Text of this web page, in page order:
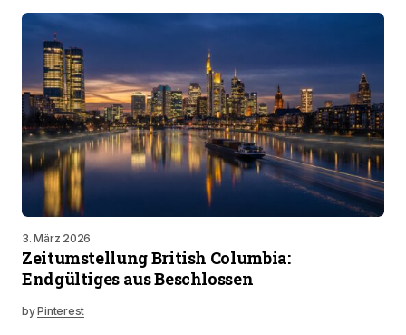
3. März 2026
Zeitumstellung British Columbia:
Endgültiges aus Beschlossen
byPinterest